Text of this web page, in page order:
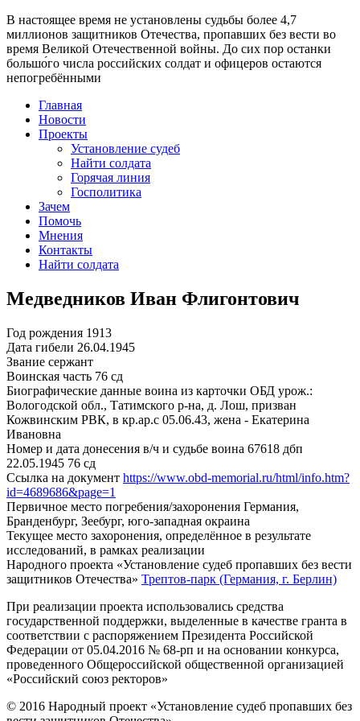
В настоящее время не установлены судьбы более 4,7
миллионов защитников Отечества, пропавших без вести во
время Великой Отечественной войны. До сих пор останки
большо́го числа российских солдат и офицеров остаются
непогребёнными
Главная
Новости
Проекты
Установление судеб
Найти солдата
Горячая линия
Госполитика
Зачем
Помочь
Мнения
Контакты
Найти солдата
Медведников Иван Флигонтович
Год рождения 1913
Дата гибели 26.04.1945
Звание сержант
Воинская часть 76 сд
Биографические данные воина из карточки ОБД урож.:
Вологодской обл., Татимского р-на, д. Лош, призван
Кожвинским РВК, в кр.ар.с 05.06.43, жена - Екатерина
Ивановна
Номер и дата донесения в/ч и судьбе воина 67618 дбп
22.05.1945 76 сд
Ссылка на документ https://www.obd-memorial.ru/html/info.htm?
id=4689686&page=1
Первичное место погребения/захоронения Германия,
Бранденбург, Зеебург, юго-западная окраина
Текущее место захоронения, определённое в результате
исследований, в рамках реализации
Народного проекта «Установление судеб пропавших без вести
защитников Отечества» Трептов-парк (Германия, г. Берлин)
При реализации проекта использовались средства
государственной поддержки, выделенные в качестве гранта в
соответствии с распоряжением Президента Российской
Федерации от 05.04.2016 № 68-рп и на основании конкурса,
проведенного Общероссийской общественной организацией
«Российский союз ректоров»
© 2016 Народный проект «Установление судеб пропавших без